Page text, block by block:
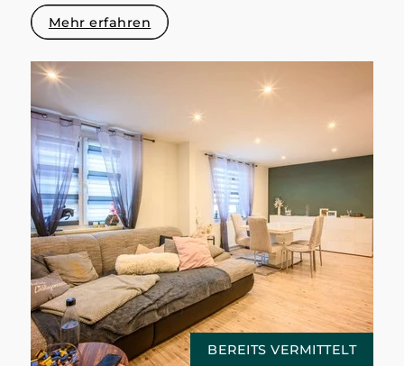
Mehr erfahren
BEREITS VERMITTELT